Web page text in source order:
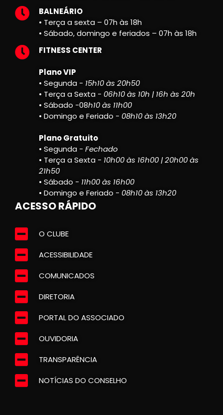
BALNEÁRIO
• Terça a sexta – 07h às 18h
• Sábado, domingo e feriados – 07h às 18h
FITNESS CENTER
Plano VIP
• Segunda - 15h10 às 20h50
• Terça a Sexta - 06h10 às 10h | 16h às 20h
• Sábado -08h10 às 11h00
• Domingo e Feriado - 08h10 às 13h20
Plano Gratuito
• Segunda - Fechado
• Terça a Sexta - 10h00 às 16h00 | 20h00 às
21h50
• Sábado - 11h00 às 16h00
• Domingo e Feriado - 08h10 às 13h20
ACESSO RÁPIDO
O CLUBE
ACESSIBILIDADE
COMUNICADOS
DIRETORIA
PORTAL DO ASSOCIADO
OUVIDORIA
TRANSPARÊNCIA
NOTÍCIAS DO CONSELHO